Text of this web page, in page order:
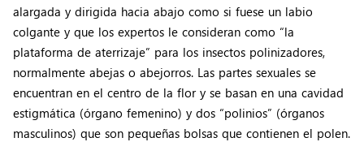
alargada y dirigida hacia abajo como si fuese un labio
colgante y que los expertos le consideran como “la
plataforma de aterrizaje” para los insectos polinizadores,
normalmente abejas o abejorros. Las partes sexuales se
encuentran en el centro de la flor y se basan en una cavidad
estigmática (órgano femenino) y dos “polinios” (órganos
masculinos) que son pequeñas bolsas que contienen el polen.